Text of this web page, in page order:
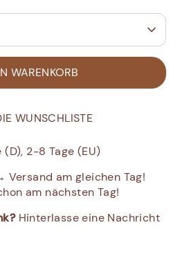
WARENKORB
WUNSCHLISTE
(D), 2-8 Tage (EU)
am gleichen Tag!
am nächsten Tag!
Hinterlasse eine Nachricht